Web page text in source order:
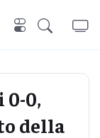
0-0,
della